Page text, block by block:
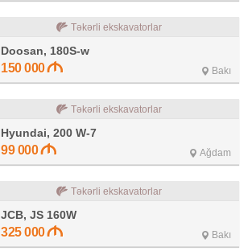
Təkərli ekskavatorlar
Doosan, 180S-w
150 000 Bakı
Təkərli ekskavatorlar
Hyundai, 200 W-7
99 000 Ağdam
Təkərli ekskavatorlar
JCB, JS 160W
325 000 Bakı